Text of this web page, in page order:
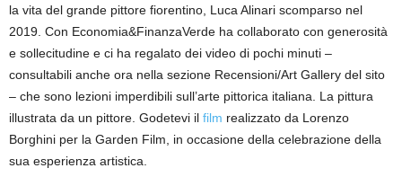
la vita del grande pittore fiorentino, Luca Alinari scomparso nel
2019. Con Economia&FinanzaVerde ha collaborato con generosità
e sollecitudine e ci ha regalato dei video di pochi minuti –
consultabili anche ora nella sezione Recensioni/Art Gallery del sito
– che sono lezioni imperdibili sull’arte pittorica italiana. La pittura
illustrata da un pittore. Godetevi il film realizzato da Lorenzo
Borghini per la Garden Film, in occasione della celebrazione della
sua esperienza artistica.